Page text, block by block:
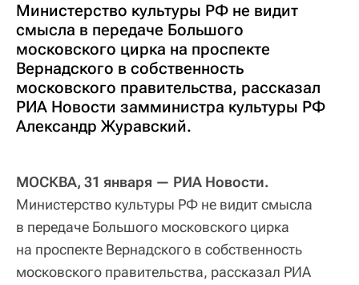
Министерство культуры РФ не видит
смысла в передаче Большого
московского цирка на проспекте
Вернадского в собственность
московского правительства, рассказал
РИА Новости замминистра культуры РФ
Александр Журавский.
МОСКВА, 31 января — РИА Новости.
Министерство культуры РФ не видит смысла
в передаче Большого московского цирка
на проспекте Вернадского в собственность
московского правительства, рассказал РИА